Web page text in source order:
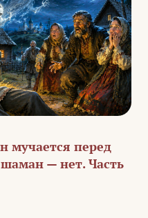
мучается перед
— нет. Часть